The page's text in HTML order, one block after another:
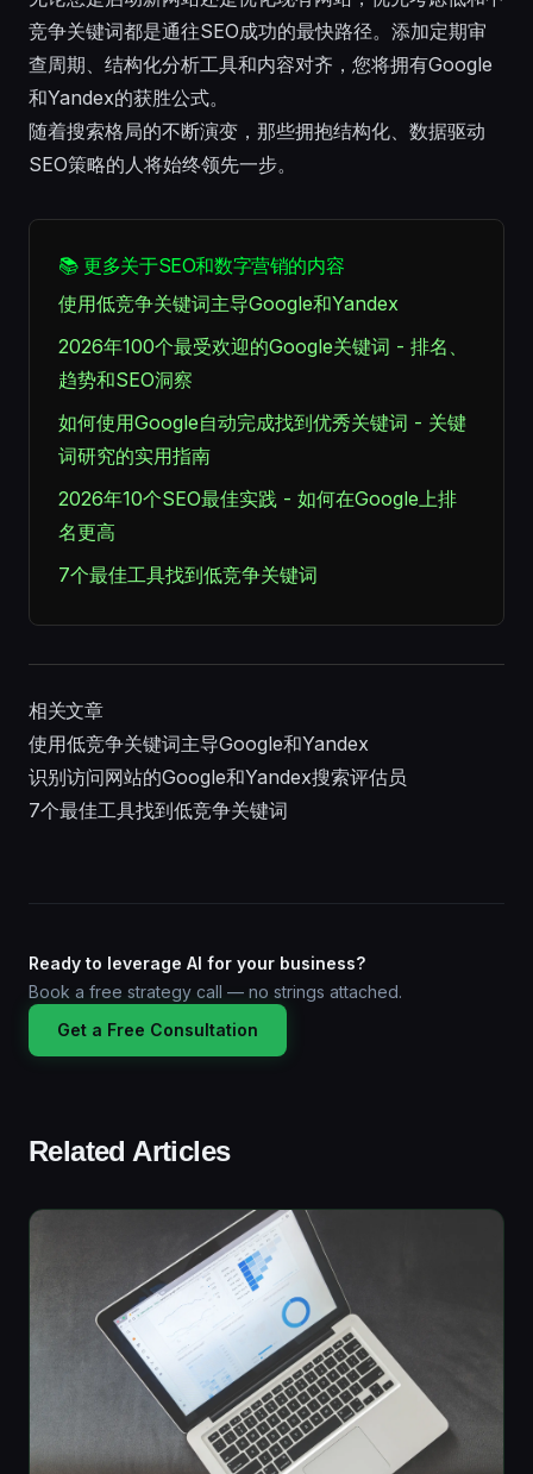
竞争关键词都是通往SEO成功的最快路径。添加定期审
查周期、结构化分析工具和内容对齐，您将拥有Google
和Yandex的获胜公式。
随着搜索格局的不断演变，那些拥抱结构化、数据驱动
SEO策略的人将始终领先一步。
📚 更多关于SEO和数字营销的内容
使用低竞争关键词主导Google和Yandex
2026年100个最受欢迎的Google关键词 - 排名、
趋势和SEO洞察
如何使用Google自动完成找到优秀关键词 - 关键
词研究的实用指南
2026年10个SEO最佳实践 - 如何在Google上排
名更高
7个最佳工具找到低竞争关键词
相关文章
使用低竞争关键词主导Google和Yandex
识别访问网站的Google和Yandex搜索评估员
7个最佳工具找到低竞争关键词
Ready to leverage AI for your business?
Book a free strategy call — no strings attached.
Get a Free Consultation
Related Articles